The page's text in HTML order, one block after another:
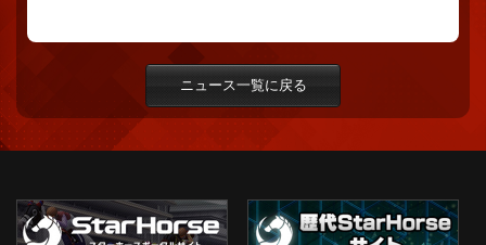
ニュース一覧に戻る